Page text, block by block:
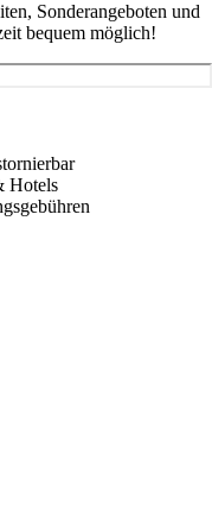
Sonderangeboten und
bequem möglich!
Hotels